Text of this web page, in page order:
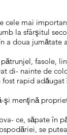
cele mai
la sfârşitul
a doua jumătate
fasole,
di- nainte de
rapid
şi menţină
ce, săpate în
se